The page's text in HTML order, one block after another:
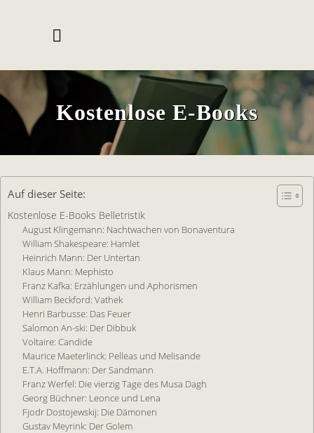
Kostenlose E-Books
Auf dieser Seite:
Kostenlose E-Books Belletristik
August Klingemann: Nachtwachen von Bonaventura
William Shakespeare: Hamlet
Heinrich Mann: Der Untertan
Klaus Mann: Me­phis­to
Franz Kaf­ka: Er­zäh­lun­gen und Apho­ris­men
Wil­liam Beck­ford: Va­thek
Henri Bar­busse: Das Feuer
Salo­mon An-ski: Der Di­bbuk
Voltaire: Candide
Maurice Maeterlinck: Pelleas und Melisande
E.T.A. Hoffmann: Der Sandmann
Franz Werfel: Die vier­zig Tage des Musa Dagh
Georg Büchner: Leonce und Lena
Fjodr Dostojewskij: Die Dämonen
Gustav Mey­rink: Der Golem